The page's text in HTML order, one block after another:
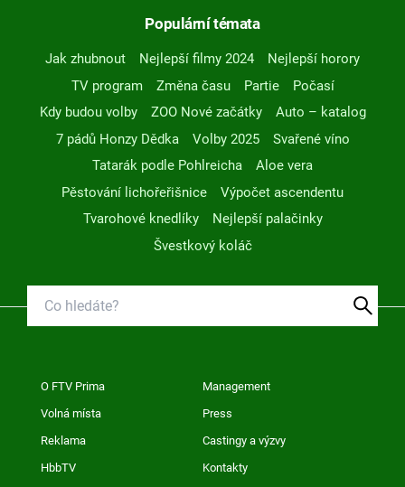
Populární témata
Jak zhubnout Nejlepší filmy 2024
Nejlepší horory
TV program
Změna času Partie
Počasí
Kdy budou volby
ZOO Nové začátky
Auto – katalog
7 pádů Honzy Dědka
Volby 2025
Svařené víno
Tatarák podle Pohlreicha
Aloe vera
Pěstování lichořeřišnice
Výpočet ascendentu
Tvarohové knedlíky
Nejlepší palačinky
Švestkový koláč
O FTV Prima Management
Volná místa Press
Reklama Castingy a výzvy
HbbTV Kontakty